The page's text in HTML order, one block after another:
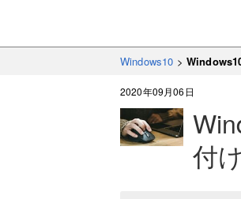
Windows10 >
2020年09月06日
付